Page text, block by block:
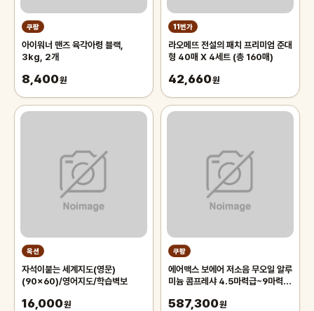
쿠팡
아이워너 맨즈 육각아령 블랙,
3kg, 2개
8,400원
11번가
라오메뜨 전설의 패치 프리미엄 준대
형 40매 X 4세트 (총 160매)
42,660원
옥션
자석이붙는 세계지도(영문)
(90x60)/영어지도/학습벽보
16,000원
쿠팡
에어맥스 보에어 저소음 무오일 알루
미늄 콤프레샤 4.5마력급~9마력
587,300원